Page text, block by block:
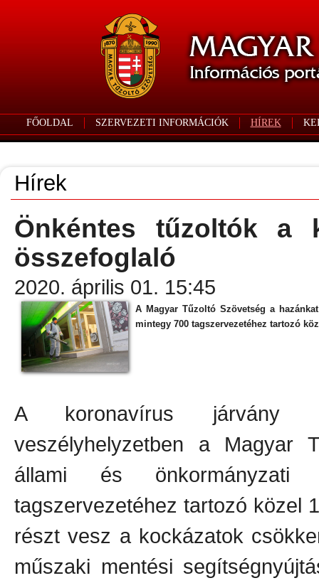
FŐOLDAL SZERVEZETI INFORMÁCIÓK HÍREK
Hírek
Önkéntes tűzoltók a
összefoglaló
2020. április 01. 15:45
A Magyar Tűzoltó Szövetség a
mintegy 700 tagszervezetéhez tartozó
A koronavírus járvány
veszélyhelyzetben a Magyar
állami és
tagszervezetéhez tartozó közel
részt vesz a kockázatok
műszaki mentési